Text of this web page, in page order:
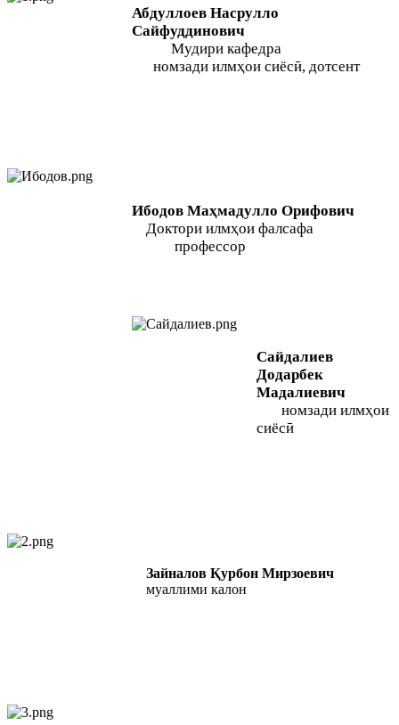
Абдуллоев Насрулло
Сайфуддинович
Мудири кафедра
номзади илмҳои сиёсӣ, дотсент
Ибодов Маҳмадулло Орифович
Доктори илмҳои фалсафа
профессор
Сайдалиев
Додарбек
Мадалиевич
номзади илмҳои
сиёсӣ
Зайналов Қурбон Мирзоевич
муаллими калон